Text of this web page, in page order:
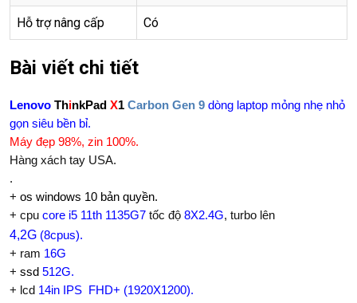
Hỗ trợ nâng cấp Có
Bài viết chi tiết
Lenovo ThinkPad X1 Carbon Gen 9 dòng laptop mỏng nhẹ nhỏ
gọn siêu bền bỉ.
Máy đẹp 98%, zin 100%.
Hàng xách tay USA.
.
+ os windows 10 bản quyền.
+ cpu core i5 11th 1135G7 tốc độ 8X2.4G, turbo lên
4,2G (8cpus).
+ ram 16G
+ ssd 512G.
+ lcd 14in IPS FHD+ (1920X1200).